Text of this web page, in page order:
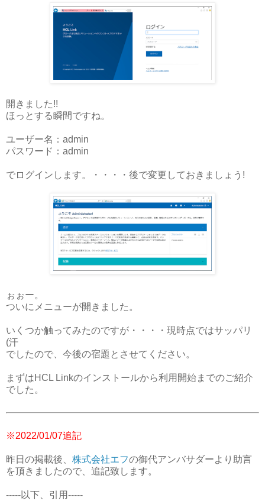
開きました!!
ほっとする瞬間ですね。
ユーザー名：admin
パスワード：admin
でログインします。・・・・後で変更しておきましょう!
ぉぉー。
ついにメニューが開きました。
いくつか触ってみたのですが・・・・現時点ではサッパリ
(汗
でしたので、今後の宿題とさせてください。
まずはHCL Linkのインストールから利用開始までのご紹介
でした。
※2022/01/07追記
昨日の掲載後、 株式会社エフの御代アンバサダーより助言
を頂きましたので、追記致します。
-----以下、引用-----